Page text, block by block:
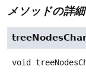
メソッドの詳細
void